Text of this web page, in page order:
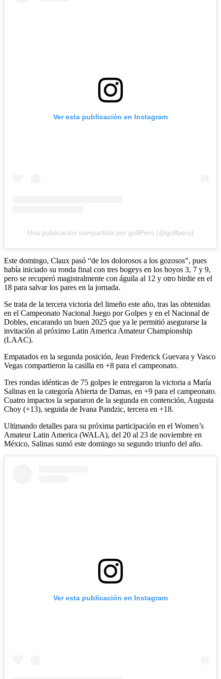
Ver esta publicación en Instagram
Una publicación compartida por golfPerú (@golfperu)
Este domingo, Claux pasó “de los dolorosos a los gozosos”, pues
había iniciado su ronda final con tres bogeys en los hoyos 3, 7 y 9,
pero se recuperó magistralmente con águila al 12 y otro birdie en el
18 para salvar los pares en la jornada.
Se trata de la tercera victoria del limeño este año, tras las obtenidas
en el Campeonato Nacional Juego por Golpes y en el Nacional de
Dobles, encarando un buen 2025 que ya le permitió asegurarse la
invitación al próximo Latin America Amateur Championship
(LAAC).
Empatados en la segunda posición, Jean Frederick Guevara y Vasco
Vegas compartieron la casilla en +8 para el campeonato.
Tres rondas idénticas de 75 golpes le entregaron la victoria a María
Salinas en la categoría Abierta de Damas, en +9 para el campeonato.
Cuatro impactos la separaron de la segunda en contención, Augusta
Choy (+13), seguida de Ivana Pandzic, tercera en +18.
Ultimando detalles para su próxima participación en el Women’s
Amateur Latin America (WALA), del 20 al 23 de noviembre en
México, Salinas sumó este domingo su segundo triunfo del año.
Ver esta publicación en Instagram